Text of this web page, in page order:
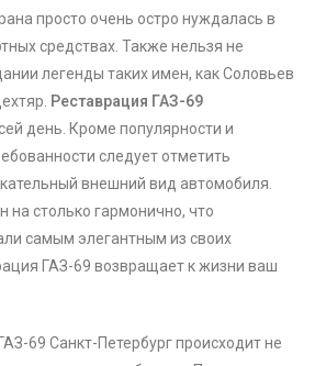
просто очень остро нуждалась в
средствах. Также нельзя не
легенды таких имен, как Соловьев
Реставрация ГАЗ-69
день. Кроме популярности и
следует отметить
внешний вид автомобиля.
на столько гармонично, что
самым элегантным из своих
ГАЗ-69 возвращает к жизни ваш
69 Санкт-Петербург происходит не